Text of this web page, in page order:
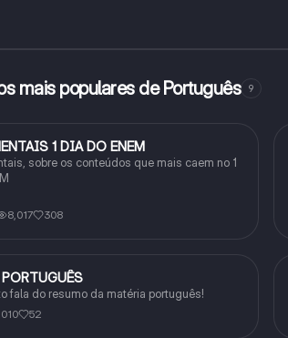
mais populares de Português 9
1 DIA DO ENEM
sobre os conteúdos que mais caem no 1
8,017 308
fala do resumo da matéria português!
52